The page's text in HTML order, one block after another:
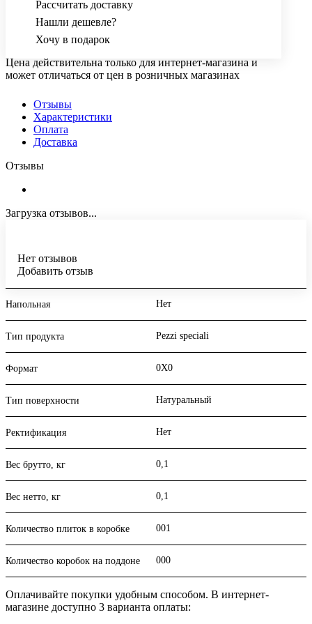
Рассчитать доставку
Нашли дешевле?
Хочу в подарок
Цена действительна только для интернет-магазина и
может отличаться от цен в розничных магазинах
Отзывы
Характеристики
Оплата
Доставка
Отзывы
Загрузка отзывов...
Нет отзывов
Добавить отзыв
Напольная Нет
Тип продукта Pezzi speciali
Формат 0X0
Тип поверхности Натуральный
Ректификация Нет
Вес брутто, кг 0,1
Вес нетто, кг 0,1
Количество плиток в коробке 001
Количество коробок на поддоне 000
Оплачивайте покупки удобным способом. В интернет-
магазине доступно 3 варианта оплаты: